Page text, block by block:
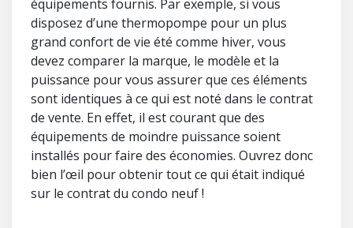
équipements fournis. Par exemple, si vous
disposez d’une thermopompe pour un plus
grand confort de vie été comme hiver, vous
devez comparer la marque, le modèle et la
puissance pour vous assurer que ces éléments
sont identiques à ce qui est noté dans le contrat
de vente. En effet, il est courant que des
équipements de moindre puissance soient
installés pour faire des économies. Ouvrez donc
bien l’œil pour obtenir tout ce qui était indiqué
sur le contrat du condo neuf !